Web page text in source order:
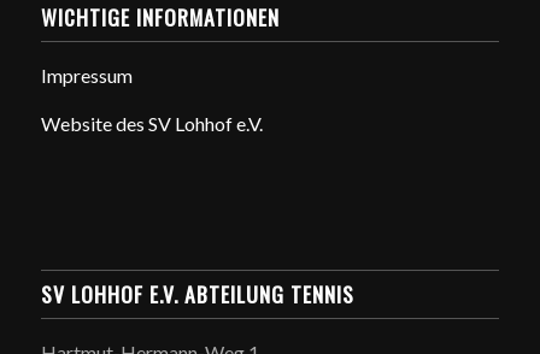
WICHTIGE INFORMATIONEN
Impressum
Website des SV Lohhof e.V.
SV LOHHOF E.V. ABTEILUNG TENNIS